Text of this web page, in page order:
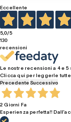
Eccellente
5,0/5
130
recensioni
Le nostre recensioni a 4 e 5
Clicca qui per leggerle tutte
Precedente Successivo
2 Giorni Fa
Esperienza perfetta!!